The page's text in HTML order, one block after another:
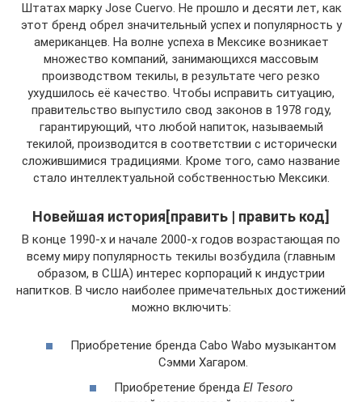
Штатах марку Jose Cuervo. Не прошло и десяти лет, как
этот бренд обрел значительный успех и популярность у
американцев. На волне успеха в Мексике возникает
множество компаний, занимающихся массовым
производством текилы, в результате чего резко
ухудшилось её качество. Чтобы исправить ситуацию,
правительство выпустило свод законов в 1978 году,
гарантирующий, что любой напиток, называемый
текилой, производится в соответствии с исторически
сложившимися традициями. Кроме того, само название
стало интеллектуальной собственностью Мексики.
Новейшая история[править | править код]
В конце 1990-х и начале 2000-х годов возрастающая по
всему миру популярность текилы возбудила (главным
образом, в США) интерес корпораций к индустрии
напитков. В число наиболее примечательных достижений
можно включить:
Приобретение бренда Cabo Wabo музыкантом
Сэмми Хагаром.
Приобретение бренда El Tesoro